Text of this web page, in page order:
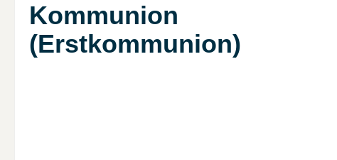
Kommunion
(Erstkommunion)